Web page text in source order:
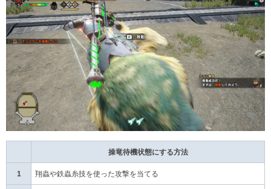
操竜待機状態にする方法
1 翔蟲や鉄蟲糸技を使った攻撃を当てる